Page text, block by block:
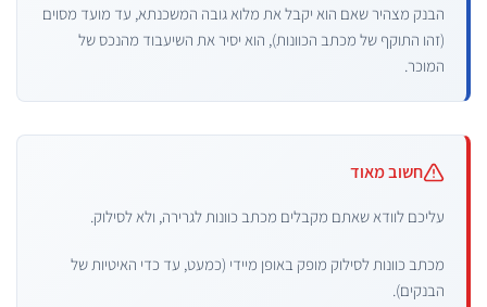
הבנק מצהיר שאם הוא יקבל את מלוא גובה המשכנתא, עד מועד מסוים
(זהו התוקף של מכתב הכוונות), הוא יסיר את השיעבוד מהנכס של
המוכר.
חשוב מאוד
עליכם לוודא שאתם מקבלים מכתב כוונות לגרירה, ולא לסילוק.
מכתב כוונות לסילוק מופק באופן מיידי (כמעט, עד כדי האיטיות של
הבנקים).